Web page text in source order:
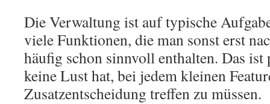
Die Verwaltung ist auf typische
viele Funktionen, die man sonst erst
häufig schon sinnvoll enthalten. Das ist
keine Lust hat, bei jedem kleinen
Zusatzentscheidung treffen zu müssen.